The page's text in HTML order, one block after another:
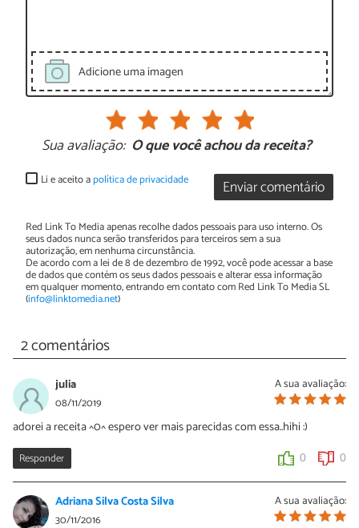
Adicione uma imagen
Sua avaliação: O que você achou da receita?
Enviar comentário
Li e aceito apolítica de privacidade
Red Link To Media apenas recolhe dados pessoais para uso interno. Os
seus dados nunca serão transferidos para terceiros sem a sua
autorização, em nenhuma circunstância.
De acordo com a lei de 8 de dezembro de 1992, você pode acessar a base
de dados que contém os seus dados pessoais e alterar essa informação
em qualquer momento, entrando em contato com Red Link To Media SL
(info@linktomedia.net)
2 comentários
A sua avaliação:
julia
08/11/2019
adorei a receita ^0^ espero ver mais parecidas com essa..hihi :)
Responder 0 0
A sua avaliação:
Adriana Silva Costa Silva
30/11/2016